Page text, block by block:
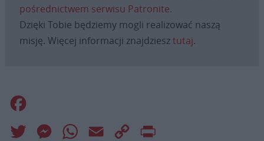
pośrednictwem serwisu Patronite.
Dzięki Tobie będziemy mogli realizować naszą
misję. Więcej informacji znajdziesztutaj.
Twitter MessengerWhatsApp
Email Copy